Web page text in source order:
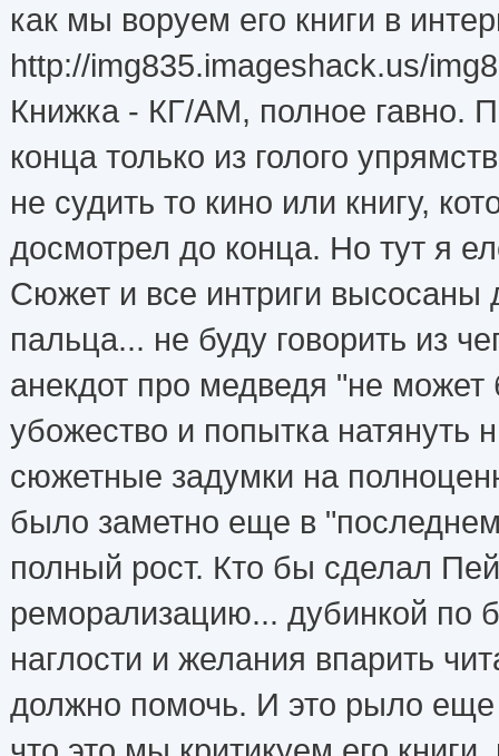
как мы воруем его книги в
http://img835.imageshack.us/
Книжка - КГ/АМ, полное гавно.
конца только из голого
не судить то кино или книгу,
досмотрел до конца. Но тут я
Сюжет и все интриги высосаны
пальца... не буду говорить из
анекдот про медведя "не
убожество и попытка натянуть
сюжетные задумки на
было заметно еще в
полный рост. Кто бы сделал
реморализацию... дубинкой по
наглости и желания впарить
должно помочь. И это рыло